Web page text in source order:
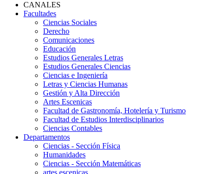
CANALES
Facultades
Ciencias Sociales
Derecho
Comunicaciones
Educación
Estudios Generales Letras
Estudios Generales Ciencias
Ciencias e Ingeniería
Letras y Ciencias Humanas
Gestión y Alta Dirección
Artes Escenicas
Facultad de Gastronomía, Hotelería y Turismo
Facultad de Estudios Interdisciplinarios
Ciencias Contables
Departamentos
Ciencias - Sección Física
Humanidades
Ciencias - Sección Matemáticas
artes escenicas